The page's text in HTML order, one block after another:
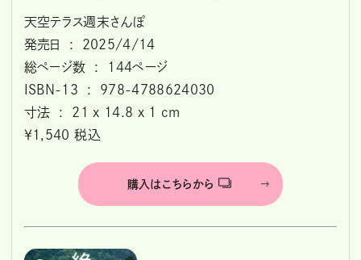
天空テラス週末さんぽ
発売日 ‏ : ‎ 2025/4/14
総ページ数 ‏ : ‎ 144ページ
ISBN-13 ‏ : ‎ 978-4788624030
寸法 ‏ : ‎ 21 x 14.8 x 1 cm
￥1,540 税込
購入はこちらから